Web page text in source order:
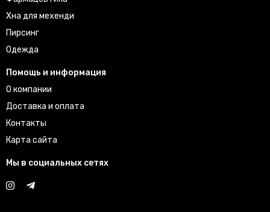
Хна для мехенди
Пирсинг
Одежда
Помощь и информация
О компании
Доставка и оплата
Контакты
Карта сайта
Мы в социальных сетях